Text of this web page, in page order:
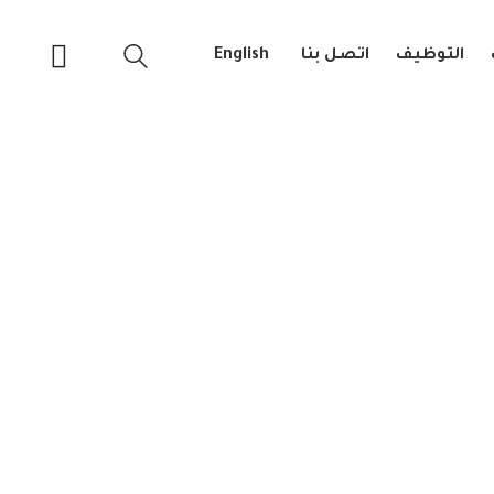
التوظيف اتصل بنا English